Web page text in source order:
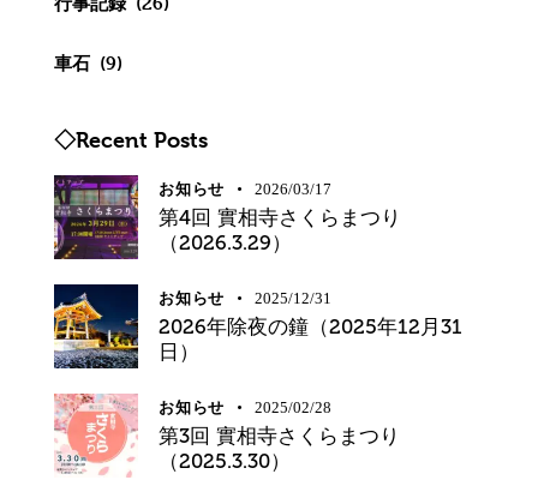
車石 (9)
◇Recent Posts
お知らせ 2026/03/17
第4回 實相寺さくらまつり
（2026.3.29）
お知らせ 2025/12/31
2026年除夜の鐘（2025年12月31
日）
お知らせ 2025/02/28
第3回 實相寺さくらまつり
（2025.3.30）